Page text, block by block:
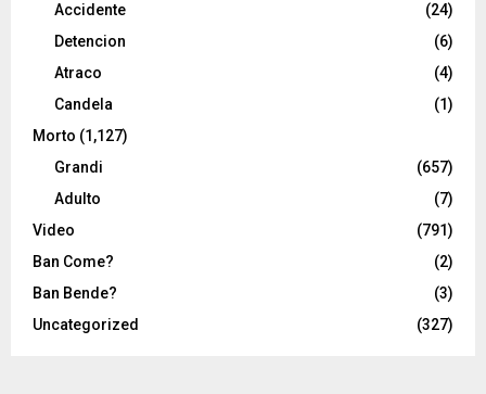
Accidente
(24)
Detencion
(6)
Atraco
(4)
Candela
(1)
Morto (1,127)
Grandi
(657)
Adulto
(7)
Video
(791)
Ban Come?
(2)
Ban Bende?
(3)
Uncategorized
(327)